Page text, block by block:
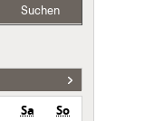
Suchen
Sa
So